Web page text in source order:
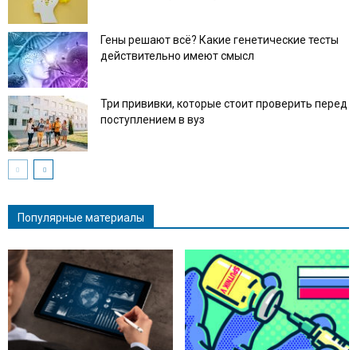
Гены решают всё? Какие генетические тесты
действительно имеют смысл
Три прививки, которые стоит проверить перед
поступлением в вуз
Популярные материалы